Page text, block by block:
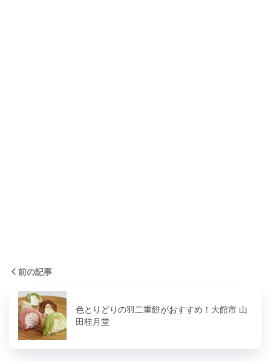
前の記事
色とりどりの羽二重餅がおすすめ！大館市 山
田桂月堂